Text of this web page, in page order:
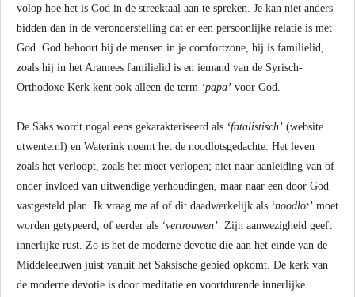
volop hoe het is God in de streektaal aan te spreken. Je kan niet anders
bidden dan in de veronderstelling dat er een persoonlijke relatie is met
God. God behoort bij de mensen in je comfortzone, hij is familielid,
zoals hij in het Aramees familielid is en iemand van de Syrisch-
Orthodoxe Kerk kent ook alleen de term ‘papa’ voor God.
De Saks wordt nogal eens gekarakteriseerd als ‘fatalistisch’ (website
utwente.nl) en Waterink noemt het de noodlotsgedachte. Het leven
zoals het verloopt, zoals het moet verlopen; niet naar aanleiding van of
onder invloed van uitwendige verhoudingen, maar naar een door God
vastgesteld plan. Ik vraag me af of dit daadwerkelijk als ‘noodlot’ moet
worden getypeerd, of eerder als ‘vertrouwen’. Zijn aanwezigheid geeft
innerlijke rust. Zo is het de moderne devotie die aan het einde van de
Middeleeuwen juist vanuit het Saksische gebied opkomt. De kerk van
de moderne devotie is door meditatie en voortdurende innerlijke